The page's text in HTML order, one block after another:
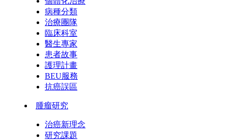
病種分類
治療團隊
臨床科室
醫生專家
患者故事
護理計畫
BEU服務
抗癌誤區
腫瘤研究
治癌新理念
研究課題